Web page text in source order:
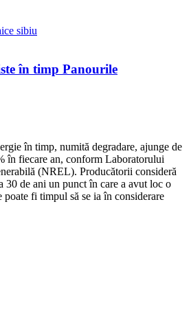
în timp Panourile
în timp, numită degradare, ajunge de
în fiecare an, conform Laboratorului
(NREL). Producătorii consideră
30 de ani un punct în care a avut loc o
poate fi timpul să se ia în considerare